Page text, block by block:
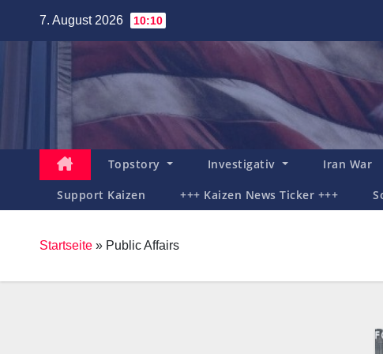
7. August 2026 10:10
Topstory Investigativ Iran War
Support Kaizen +++ Kaizen News Ticker +++
Startseite » Public Affairs